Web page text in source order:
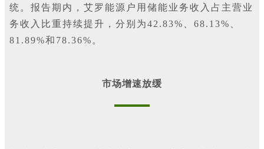
统。报告期内，艾罗能源户用储能业务收入占主营业
务收入比重持续提升，分别为42.83%、68.13%、
81.89%和78.36%。
市场增速放缓